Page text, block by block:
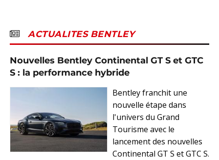
ACTUALITES BENTLEY
Nouvelles Bentley Continental GT S et GTC
S : la performance hybride
Bentley franchit une
nouvelle étape dans
l'univers du Grand
Tourisme avec le
lancement des nouvelles
Continental GT S et GTC S.